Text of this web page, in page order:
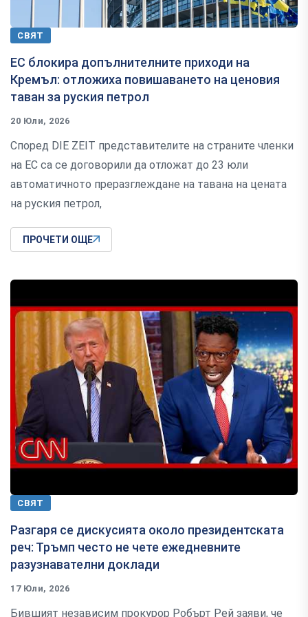
СВЯТ
ЕС блокира допълнителните приходи на
Кремъл: отложиха повишаването на ценовия
таван за руския петрол
20 Юли, 2026
Според DIE ZEIT представителите на страните членки
на ЕС са се договорили да отложат до 23 юли
автоматичното преразглеждане на тавана на цената
на руския петрол,
ПРОЧЕТИ ОЩЕ
СВЯТ
Разгаря се дискусията около президентската
реч: Тръмп често не чете ежедневните
разузнавателни доклади
17 Юли, 2026
Бившият независим прокурор Робърт Рей заяви, че